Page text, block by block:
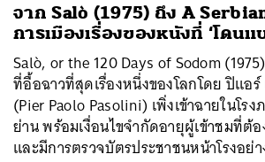
จาก Salò (1975) ถึง A
การเมืองเรื่องของหนังที่ ‘โดนแ
Salò, or the 120 Days of Sodom
ที่อื้อฉาวที่สุดเรื่องหนึ่งของโลกโดย ปิแอร์
(Pier Paolo Pasolini) เพิ่งเข้าฉายในโร
ย่าน พร้อมเงื่อนไขจำกัดอายุผู้เข้าชมที่ต้
และมีการตรวจบัตรประชาชนหน้าโรงอย่